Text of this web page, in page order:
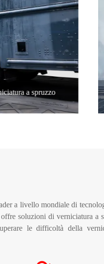
PaintGo®Robot
(PG-90E)
a livello mondiale di
soluzioni di verniciatura a
le difficoltà della